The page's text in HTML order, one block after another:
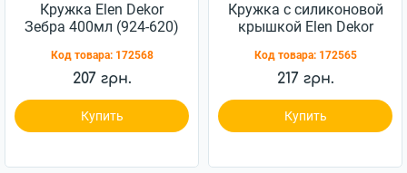
Кружка Elen Dekor
Зебра 400мл (924-620)
Код товара: 172568
207 грн.
Купить
Кружка с силиконовой
крышкой Elen Dekor
Код товара: 172565
217 грн.
Купить